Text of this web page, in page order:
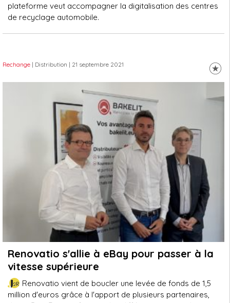
plateforme veut accompagner la digitalisation des centres
de recyclage automobile.
Rechange | Distribution | 21 septembre 2021
Renovatio s'allie à eBay pour passer à la
vitesse supérieure
Renovatio vient de boucler une levée de fonds de 1,5
million d'euros grâce à l'apport de plusieurs partenaires,